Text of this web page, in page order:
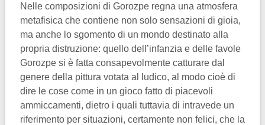
Nelle composizioni di Gorozpe regna una atmosfera
metafisica che contiene non solo sensazioni di gioia,
ma anche lo sgomento di un mondo destinato alla
propria distruzione: quello dell’infanzia e delle favole
Gorozpe si è fatta consapevolmente catturare dal
genere della pittura votata al ludico, al modo cioè di
dire le cose come in un gioco fatto di piacevoli
ammiccamenti, dietro i quali tuttavia di intravede un
riferimento per situazioni, certamente non felici, che la